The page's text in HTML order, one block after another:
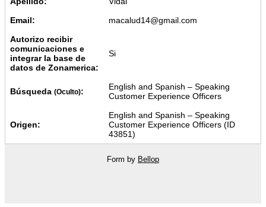
Email:
macalud14@gmail.com
Autorizo recibir
comunicaciones e
integrar la base de
datos de Zonamerica:
Si
Búsqueda (Oculto):
English and Spanish – Speaking
Customer Experience Officers
Origen:
English and Spanish – Speaking
Customer Experience Officers (ID
43851)
Form by Bellop